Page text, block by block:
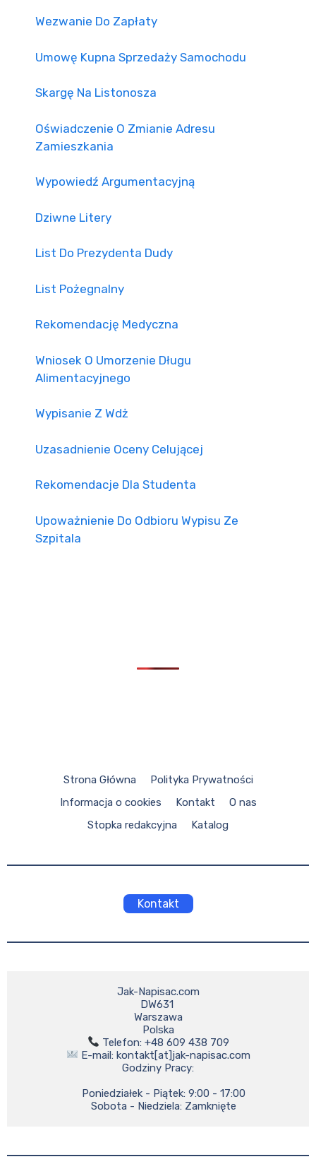
Wezwanie Do Zapłaty
Umowę Kupna Sprzedaży Samochodu
Skargę Na Listonosza
Oświadczenie O Zmianie Adresu
Zamieszkania
Wypowiedź Argumentacyjną
Dziwne Litery
List Do Prezydenta Dudy
List Pożegnalny
Rekomendację Medyczna
Wniosek O Umorzenie Długu
Alimentacyjnego
Wypisanie Z Wdż
Uzasadnienie Oceny Celującej
Rekomendacje Dla Studenta
Upoważnienie Do Odbioru Wypisu Ze
Szpitala
Strona Główna
Polityka Prywatności
Informacja o cookies
Kontakt
O nas
Stopka redakcyjna
Katalog
Kontakt
Jak-Napisac.com
DW631
Warszawa
E-mail: kontakt[at]jak-napisac.com
Godziny Pracy:
    Sobota - Niedziela: Zamknięte